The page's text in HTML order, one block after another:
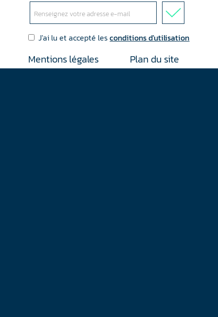
J'ai lu et accepté lesconditions d'utilisation
Mentions légales
Plan du site